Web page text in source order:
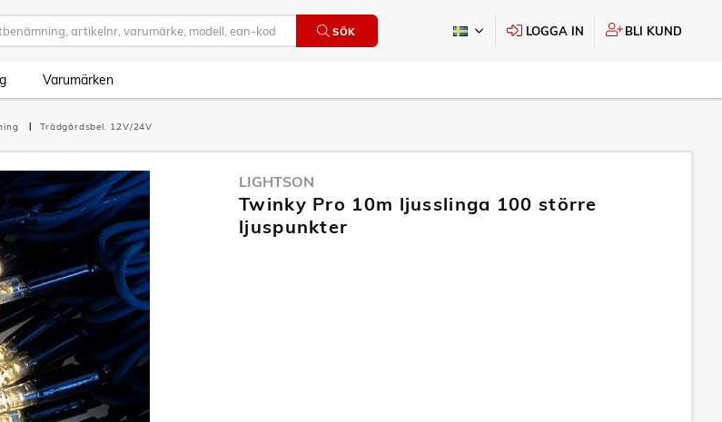
SÖK LOGGA IN BLI KUND
Varumärken
Trädgårdsbel. 12V/24V
LIGHTSON
Twinky Pro 10m ljusslinga 100 större
ljuspunkter